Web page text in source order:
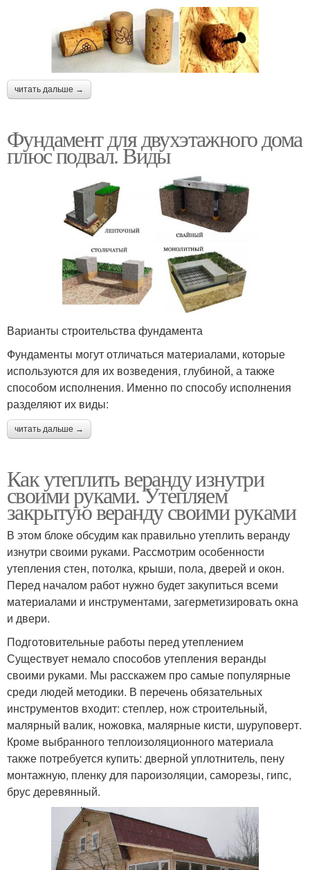
читать дальше →
Фундамент для двухэтажного дома
плюс подвал. Виды
Варианты строительства фундамента
Фундаменты могут отличаться материалами, которые
используются для их возведения, глубиной, а также
способом исполнения. Именно по способу исполнения
разделяют их виды:
читать дальше →
Как утеплить веранду изнутри
своими руками. Утепляем
закрытую веранду своими руками
В этом блоке обсудим как правильно утеплить веранду
изнутри своими руками. Рассмотрим особенности
утепления стен, потолка, крыши, пола, дверей и окон.
Перед началом работ нужно будет закупиться всеми
материалами и инструментами, загерметизировать окна
и двери.
Подготовительные работы перед утеплением
Существует немало способов утепления веранды
своими руками. Мы расскажем про самые популярные
среди людей методики. В перечень обязательных
инструментов входит: степлер, нож строительный,
малярный валик, ножовка, малярные кисти, шуруповерт.
Кроме выбранного теплоизоляционного материала
также потребуется купить: дверной уплотнитель, пену
монтажную, пленку для пароизоляции, саморезы, гипс,
брус деревянный.